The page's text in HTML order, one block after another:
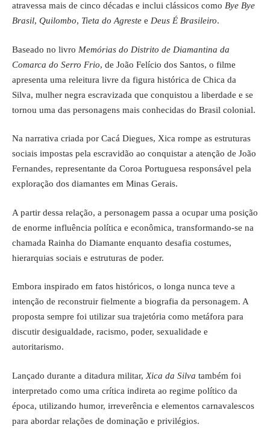
atravessa mais de cinco décadas e inclui clássicos como Bye Bye
Brasil, Quilombo, Tieta do Agreste e Deus É Brasileiro.
Baseado no livro Memórias do Distrito de Diamantina da
Comarca do Serro Frio, de João Felício dos Santos, o filme
apresenta uma releitura livre da figura histórica de Chica da
Silva, mulher negra escravizada que conquistou a liberdade e se
tornou uma das personagens mais conhecidas do Brasil colonial.
Na narrativa criada por Cacá Diegues, Xica rompe as estruturas
sociais impostas pela escravidão ao conquistar a atenção de João
Fernandes, representante da Coroa Portuguesa responsável pela
exploração dos diamantes em Minas Gerais.
A partir dessa relação, a personagem passa a ocupar uma posição
de enorme influência política e econômica, transformando-se na
chamada Rainha do Diamante enquanto desafia costumes,
hierarquias sociais e estruturas de poder.
Embora inspirado em fatos históricos, o longa nunca teve a
intenção de reconstruir fielmente a biografia da personagem. A
proposta sempre foi utilizar sua trajetória como metáfora para
discutir desigualdade, racismo, poder, sexualidade e
autoritarismo.
Lançado durante a ditadura militar, Xica da Silva também foi
interpretado como uma crítica indireta ao regime político da
época, utilizando humor, irreverência e elementos carnavalescos
para abordar relações de dominação e privilégios.